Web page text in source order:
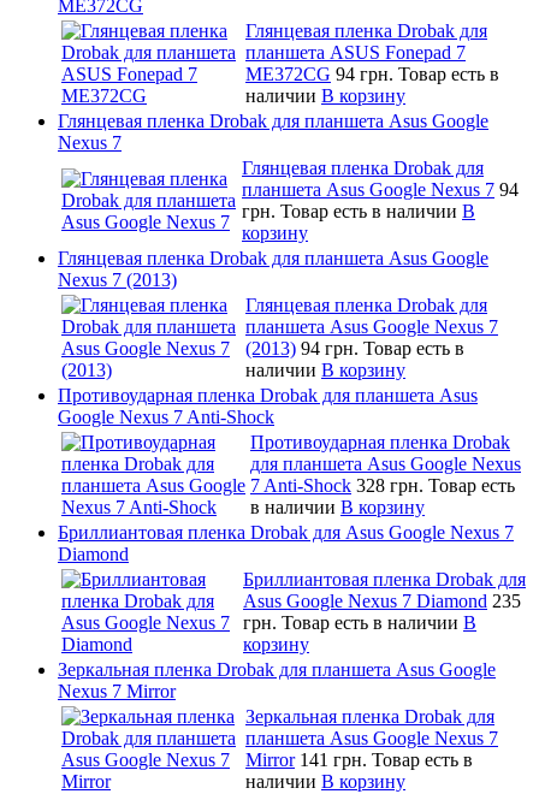
ME372CG
Глянцевая пленка Drobak для
планшета ASUS Fonepad 7
ME372CG 94 грн. Товар есть в
наличии В корзину
Глянцевая пленка Drobak для планшета Asus Google
Nexus 7
Глянцевая пленка Drobak для
планшета Asus Google Nexus 7 94
грн. Товар есть в наличии В
корзину
Глянцевая пленка Drobak для планшета Asus Google
Nexus 7 (2013)
Глянцевая пленка Drobak для
планшета Asus Google Nexus 7
(2013) 94 грн. Товар есть в
наличии В корзину
Противоударная пленка Drobak для планшета Asus
Google Nexus 7 Anti-Shock
Противоударная пленка Drobak
для планшета Asus Google Nexus
7 Anti-Shock 328 грн. Товар есть
в наличии В корзину
Бриллиантовая пленка Drobak для Asus Google Nexus 7
Diamond
Бриллиантовая пленка Drobak для
Asus Google Nexus 7 Diamond 235
грн. Товар есть в наличии В
корзину
Зеркальная пленка Drobak для планшета Asus Google
Nexus 7 Mirror
Зеркальная пленка Drobak для
планшета Asus Google Nexus 7
Mirror 141 грн. Товар есть в
наличии В корзину